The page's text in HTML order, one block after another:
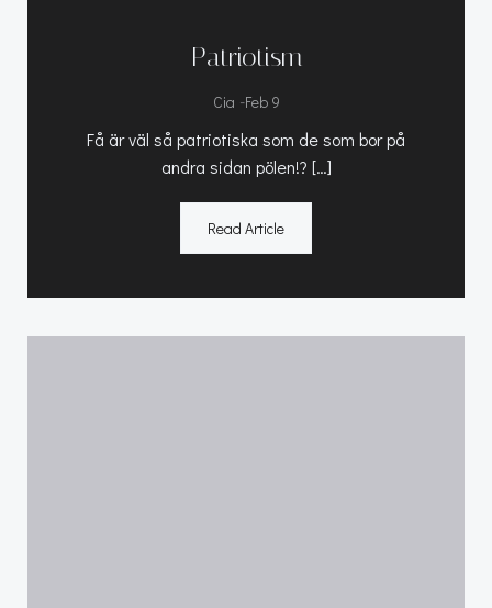
Patriotism
Cia -Feb 9
Få är väl så patriotiska som de som bor på
andra sidan pölen!? […]
Read Article